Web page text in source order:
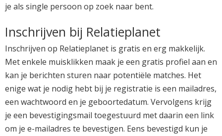
je als single persoon op zoek naar bent.
Inschrijven bij Relatieplanet
Inschrijven op Relatieplanet is gratis en erg makkelijk.
Met enkele muisklikken maak je een gratis profiel aan en
kan je berichten sturen naar potentiële matches. Het
enige wat je nodig hebt bij je registratie is een mailadres,
een wachtwoord en je geboortedatum. Vervolgens krijg
je een bevestigingsmail toegestuurd met daarin een link
om je e-mailadres te bevestigen. Eens bevestigd kun je